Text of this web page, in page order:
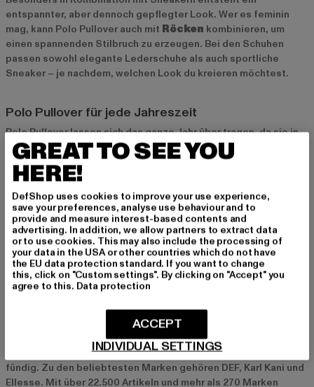
entspannter, aber dennoch gepflegter Look. Wer es feminin
mag, kann Polo Pullover auch mit Röcken kombinieren, um
einen spannenden Stilbruch zu erzeugen. Bei den Schuhen
passen sowohl elegante Lederschuhe als auch sportliche
Sneaker – je nachdem, welchen Look du kreieren möchtest.
Polo Pullover für jede Jahreszeit
Polo Pullover lassen sich das ganze Jahr über tragen, da sie in
unterschiedlichen Materialien und Schnitten erhältlich sind. Für
den Frühling und Sommer eignen sich Polo Pullover aus
leichter Baumwolle
atmungsaktiv sind und dich auch an wärmeren Tagen angenehm
kühl halten. Im Herbst und Winter bieten Polo Pullover aus
WolleoderKaschmirdie nötige Wärme und sehen dabei
besonders edel aus. Dank ihrer Vielseitigkeit kannst du Polo
Pullover zu jeder Jahreszeit in deine Garderobe integrieren und
immer stilvoll gekleidet sein.
findest du eine große Auswahl an Polo Pullovern
für Herren und Damen. Egal, ob du nach einem klassischen,
sportlichen oder modernen Modell suchst – bei uns wirst du
fündig. Zu den beliebtesten Marken gehören DEF, Karl Kani und
Ellesse. Mit über 22.500 Artikeln und mehr als 270 Marken
GREAT TO SEE YOU
HERE!
DefShop uses cookies to improve your use experience,
save your preferences, analyse use behaviour and to
provide and measure interest-based contents and
advertising. In addition, we allow partners to extract data
or to use cookies. This may also include the processing of
your data in the USA or other countries which do not have
the EU data protection standard. If you want to change
this, click on "Custom settings". By clicking on "Accept" you
agree to this. Data protection
INDIVIDUAL SETTINGS
ACCEPT